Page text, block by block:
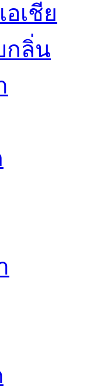
อเชีย
กลิ่น